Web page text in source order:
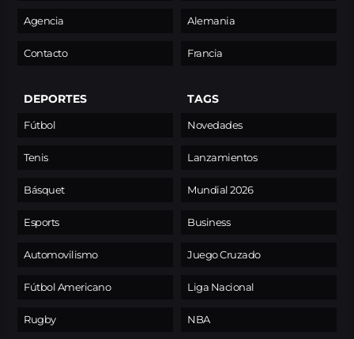
Agencia
Contacto
Alemania
Francia
DEPORTES
Fútbol
Tenis
Básquet
Esports
Automovilismo
Fútbol Americano
Rugby
TAGS
Novedades
Lanzamientos
Mundial 2026
Business
Juego Cruzado
Liga Nacional
NBA